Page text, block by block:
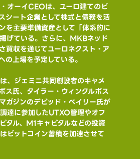
オーイCEOは、ユーロ建てのビ
シート企業として株式と債務を活
を主要準備資産として「体系的に
げている。さらに、MKBネッド
買収を通じてユーロネクスト・ア
の上場を予定している。
、ジェミニ共同創設者のキャメ
ス氏、タイラー・ウィンクルボス
ガジンのデビッド・ベイリー氏が
達に参加したUTXO管理やオフ
タル、M1キャピタルなどの投資
ビットコイン蓄積を加速させて